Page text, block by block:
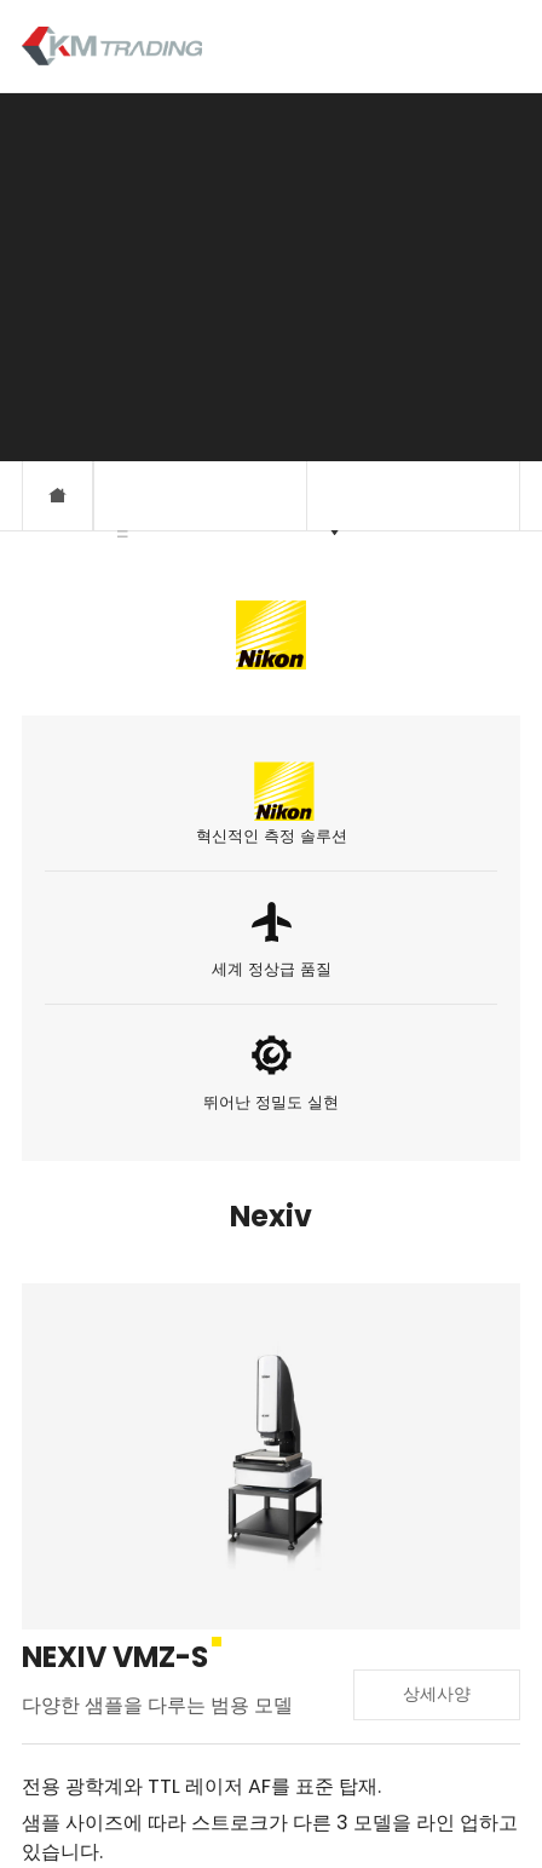
혁신적인 측정 솔루션
세계 정상급 품질
뛰어난 정밀도 실현
Nexiv
NEXIV VMZ-S
다양한 샘플을 다루는 범용 모델 상세사양
전용 광학계와 TTL 레이저 AF를 표준 탑재.
샘플 사이즈에 따라 스트로크가 다른 3 모델을 라인 업하고
있습니다.